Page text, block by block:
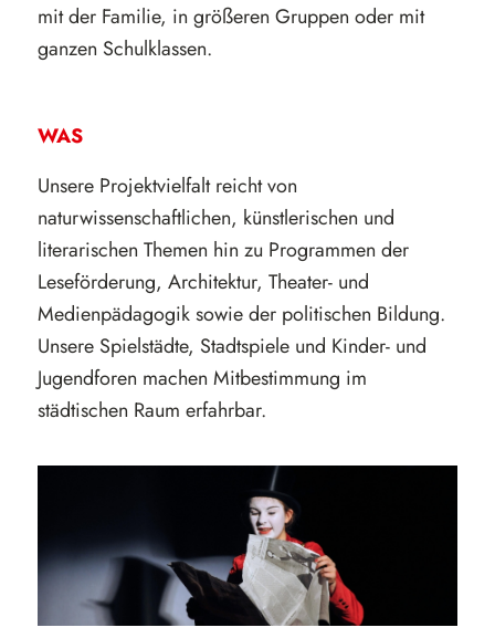
mit der Familie, in größeren Gruppen oder mit
ganzen Schulklassen.
WAS
Unsere Projektvielfalt reicht von
naturwissenschaftlichen, künstlerischen und
literarischen Themen hin zu Programmen der
Leseförderung, Architektur, Theater- und
Medienpädagogik sowie der politischen Bildung.
Unsere Spielstädte, Stadtspiele und Kinder- und
Jugendforen machen Mitbestimmung im
städtischen Raum erfahrbar.